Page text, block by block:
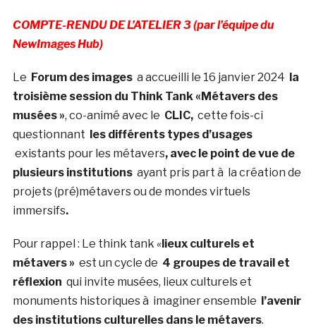
COMPTE-RENDU DE L’ATELIER 3 (par l’équipe du
NewImages Hub)
Le Forum des images a accueilli le 16 janvier 2024
la
troisième session du Think Tank «Métavers des
musées », co-animé avec le CLIC, cette fois-ci
questionnant les différents types d’usages
existants pour les métavers, avec le point de vue de
plusieurs institutionsayant pris part à la création de
projets (pré)métavers ou de mondes virtuels
immersifs.
Pour rappel : Le think tank «lieux culturels et
métavers » est un cycle de 4 groupes de travail et
réflexion qui invite musées, lieux culturels et
monuments historiques à imaginer ensemble
l’avenir
des institutions culturelles dans le métavers.